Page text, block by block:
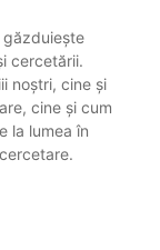
găzduiește
cercetării.
noștri, cine și
cine și cum
la lumea în